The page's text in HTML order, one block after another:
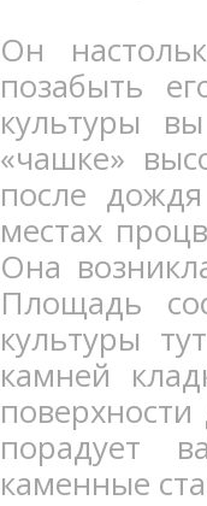
Он
позабыть
культуры
«чашке»
после
местах
Она
Площадь
культуры
камней
порадует
каменные